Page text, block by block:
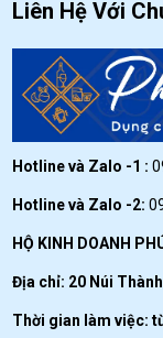
Liên Hệ Với
Hotline và Zalo -1 :
Hotline và Zalo -2:
HỘ KINH DOANH
Địa chỉ: 20 Núi
Thời gian làm việc: